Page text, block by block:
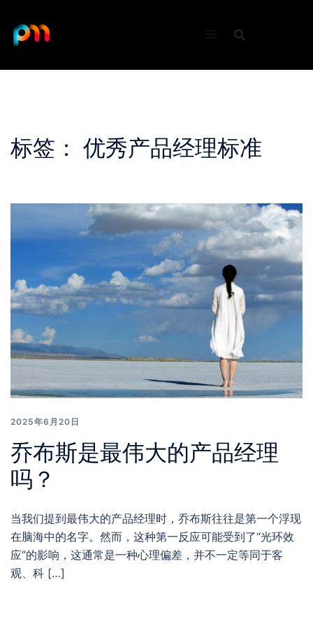
content
标签： 优秀产品经理标准
2025年6月20日
乔布斯是最伟大的产品经理
吗？
当我们提到最伟大的产品经理时，乔布斯往往是第一个浮现
在脑海中的名字。然而，这种第一反应可能受到了“光环效
应”的影响，这通常是一种心理偏差，并不一定等同于客
观、科 […]